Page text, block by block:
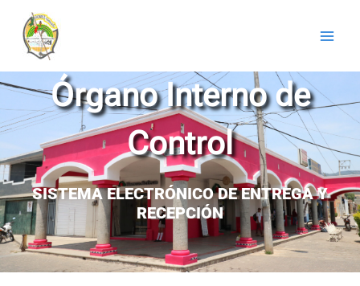
contenido
Órgano Interno de
Control
SISTEMA ELECTRÓNICO DE ENTREGA Y
RECEPCIÓN